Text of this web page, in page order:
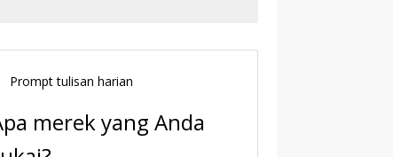
Prompt tulisan harian
merek yang Anda